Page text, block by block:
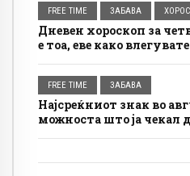
FREE TIME ЗАБАВА
Дневен хороскоп за
е тоа, еве како
FREE TIME ЗАБАВА
Најсреќниот знак во
можноста што ја чекал